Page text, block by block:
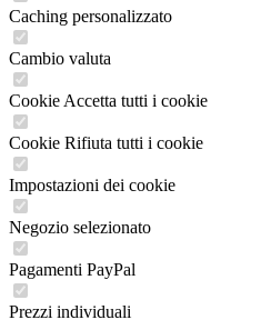
Caching personalizzato
Cambio valuta
Cookie Accetta tutti i cookie
Cookie Rifiuta tutti i cookie
Impostazioni dei cookie
Negozio selezionato
Pagamenti PayPal
Prezzi individuali